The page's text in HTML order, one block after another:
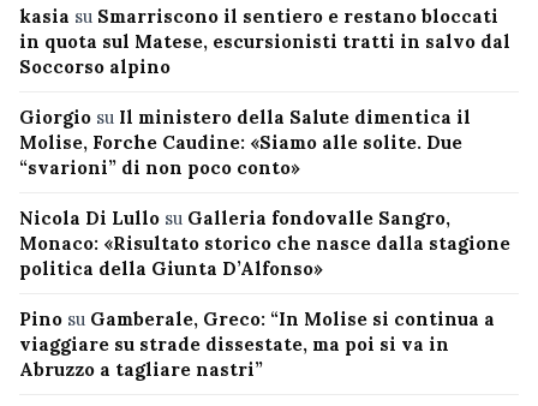
kasia su Smarriscono il sentiero e restano bloccati
in quota sul Matese, escursionisti tratti in salvo dal
Soccorso alpino
Giorgio su Il ministero della Salute dimentica il
Molise, Forche Caudine: «Siamo alle solite. Due
“svarioni” di non poco conto»
Nicola Di Lullo su Galleria fondovalle Sangro,
Monaco: «Risultato storico che nasce dalla stagione
politica della Giunta D’Alfonso»
Pino su Gamberale, Greco: “In Molise si continua a
viaggiare su strade dissestate, ma poi si va in
Abruzzo a tagliare nastri”